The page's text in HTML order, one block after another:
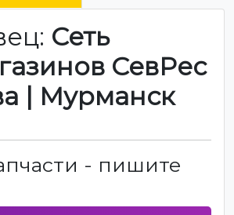
Сеть
СевРес
| Мурманск
- пишите